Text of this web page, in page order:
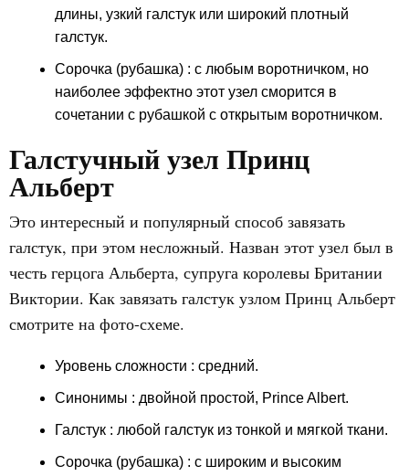
длины, узкий галстук или широкий плотный
галстук.
Сорочка (рубашка) : с любым воротничком, но
наиболее эффектно этот узел сморится в
сочетании с рубашкой с открытым воротничком.
Галстучный узел Принц
Альберт
Это интересный и популярный способ завязать
галстук, при этом несложный. Назван этот узел был в
честь герцога Альберта, супруга королевы Британии
Виктории. Как завязать галстук узлом Принц Альберт
смотрите на фото-схеме.
Уровень сложности : средний.
Синонимы : двойной простой, Prince Albert.
Галстук : любой галстук из тонкой и мягкой ткани.
Сорочка (рубашка) : с широким и высоким